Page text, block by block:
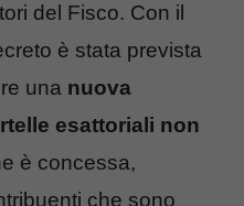
del Fisco. Con il
è stata prevista
una nuova
esattoriali non
è concessa,
che sono